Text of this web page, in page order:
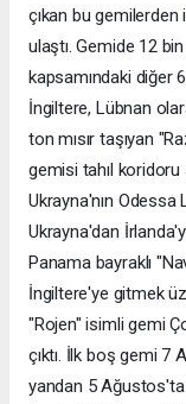
çıkan bu
ulaştı. Gemide 12
kapsamındaki diğer
İngiltere, Lübnan
ton mısır taşıyan
gemisi tahıl
Ukrayna'nın Odessa
Ukrayna'dan
Panama bayraklı
İngiltere'ye gitmek
"Rojen" isimli gemi
çıktı. İlk boş gemi 7
yandan 5 Ağustos'ta